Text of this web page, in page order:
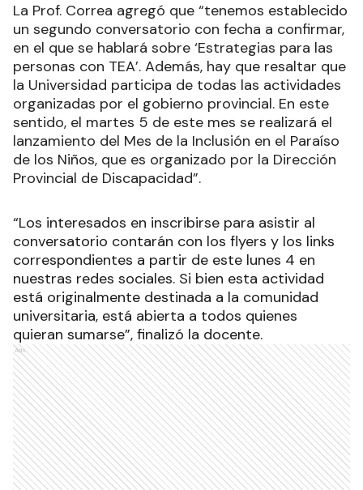
La Prof. Correa agregó que “tenemos establecido
un segundo conversatorio con fecha a confirmar,
en el que se hablará sobre ‘Estrategias para las
personas con TEA’. Además, hay que resaltar que
la Universidad participa de todas las actividades
organizadas por el gobierno provincial. En este
sentido, el martes 5 de este mes se realizará el
lanzamiento del Mes de la Inclusión en el Paraíso
de los Niños, que es organizado por la Dirección
Provincial de Discapacidad”.
“Los interesados en inscribirse para asistir al
conversatorio contarán con los flyers y los links
correspondientes a partir de este lunes 4 en
nuestras redes sociales. Si bien esta actividad
está originalmente destinada a la comunidad
universitaria, está abierta a todos quienes
quieran sumarse”, finalizó la docente.
Ads